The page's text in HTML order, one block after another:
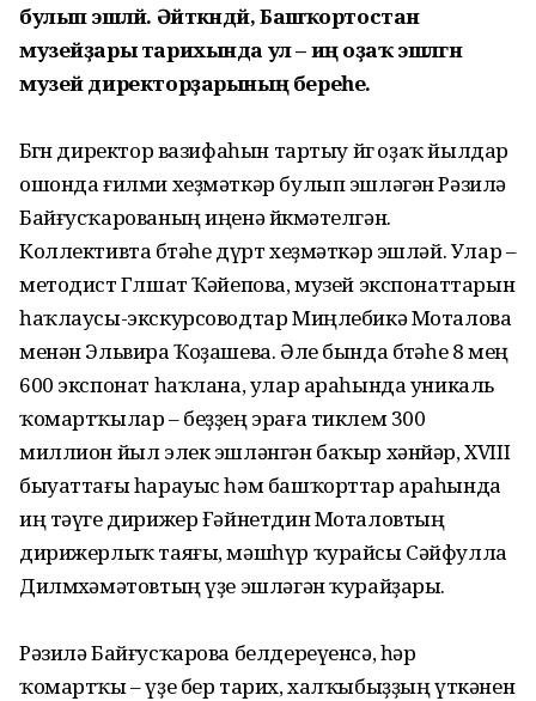
булып эшләй. Әйткәндәй, Башҡорт­остан
музейҙары тарихында ул – иң оҙаҡ эшләгән
музей дирек­торҙарының береһе.
Бөгөн директор вазифаһын тартыу йөгө оҙаҡ йылдар
ошонда ғилми хеҙмәткәр булып эш­ләгән Рәзилә
Байғусҡарованың иңенә йөкмәтелгән.
Коллективта бөтәһе дүрт хеҙмәткәр эшләй. Улар –
методист Гөлшат Ҡәйе­пова, музей экспонаттарын
һаҡ­лаусы-экскурсоводтар Миңле­бикә Моталова
менән Эльвира Ҡоҙашева. Әле бында бөтәһе 8 мең
600 экспонат һаҡлана, улар араһында уникаль
ҡомарт­ҡылар – беҙҙең эраға тиклем 300
миллион йыл элек эшләнгән баҡыр хәнйәр, XVIII
быуаттағы һарауыс һәм башҡорттар ара­һында
иң тәүге дирижер Ғәй­нетдин Моталов­тың
дирижер­лыҡ таяғы, мәш­һүр ҡурайсы Сәйфулла
Дилмө­хәмәтовтың үҙе эшләгән ҡурайҙары.
Рәзилә Байғусҡарова бел­дереүенсә, һәр
ҡомартҡы – үҙе бер тарих, халҡыбыҙҙың үткә­нен